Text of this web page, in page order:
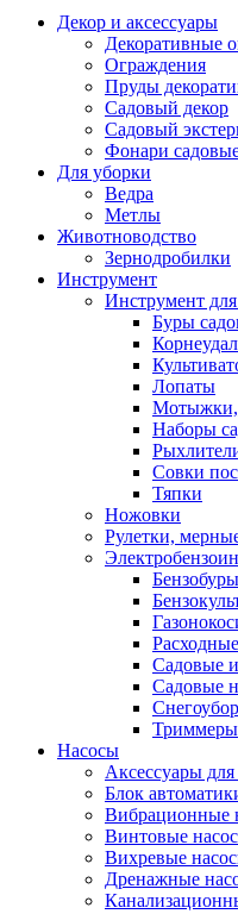
Декор и аксессуары
Декоративные
Ограждения
Пруды
Садовый декор
Садовый
Фонари
Для уборки
Ведра
Метлы
Животноводство
Зернодробилки
Инструмент
Инструмент
Буры
Лопаты
Мотыжки,
Наборы
Совки
Тяпки
Ножовки
Рулетки,
Бензобуры
Садовые
Садовые
Триммеры
Насосы
Аксессуары для
Блок
Вибрационные
Винтовые
Вихревые
Дренажные